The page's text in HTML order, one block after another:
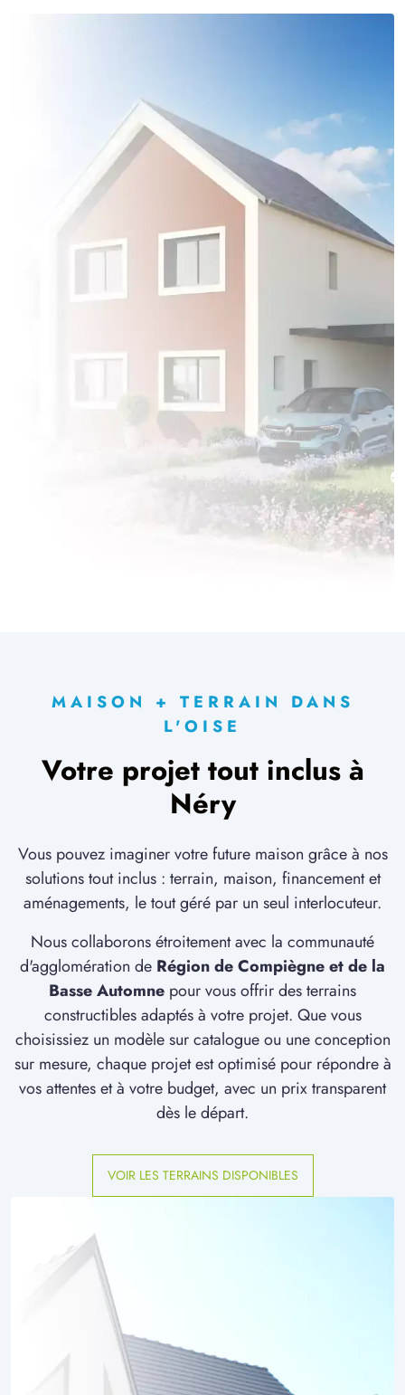
2 OFFRES MAISON ET TERRAIN
4 OFFRES MAISON ET TERRAIN
(60300)
1 OFFRE MAISON ET TERRAIN
(60200)
1 OFFRE MAISON ET TERRAIN
Verberie(60410)
2 OFFRES MAISON ET TERRAIN
Verneuil-en-Halatte
MAISON + TERRAIN DANS
L'OISE
Votre projet tout inclus à
Néry
Vous pouvez imaginer votre future maison grâce à nos
solutions tout inclus : terrain, maison, financement et
aménagements, le tout géré par un seul interlocuteur.
Nous collaborons étroitement avec la communauté
d'agglomération de Région de Compiègne et de la
Basse Automne pour vous offrir des terrains
constructibles adaptés à votre projet. Que vous
choisissiez un modèle sur catalogue ou une conception
sur mesure, chaque projet est optimisé pour répondre à
vos attentes et à votre budget, avec un prix transparent
dès le départ.
VOIR LES TERRAINS DISPONIBLES